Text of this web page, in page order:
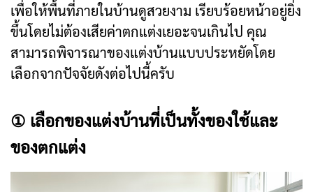
เพื่อให้พื้นที่ภายในบ้านดูสวยงาม เรียบร้อยหน้าอยู่ยิ่ง
ขึ้นโดยไม่ต้องเสียค่าตกแต่งเยอะจนเกินไป คุณ
สามารถพิจารณาของแต่งบ้านแบบประหยัดโดย
เลือกจากปัจจัยดังต่อไปนี้ครับ
① เลือกของแต่งบ้านที่เป็นทั้งของใช้และ
ของตกแต่ง